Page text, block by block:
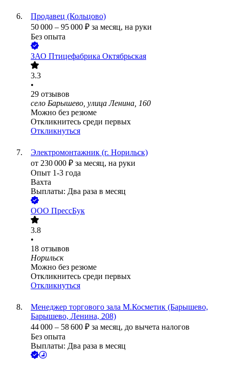
Продавец (Кольцово)
50 000 – 95 000 ₽ за месяц, на руки
Без опыта
ЗАО Птицефабрика Октябрьская
3.3
•
29 отзывов
село Барышево, улица Ленина, 160
Можно без резюме
Откликнитесь среди первых
Откликнуться
Электромонтажник (г. Норильск)
от 230 000 ₽ за месяц, на руки
Опыт 1-3 года
Вахта
Выплаты: Два раза в месяц
ООО ПрессБук
3.8
•
18 отзывов
Норильск
Можно без резюме
Откликнитесь среди первых
Откликнуться
Менеджер торгового зала М.Косметик (Барышево,
Барышево, Ленина, 208)
44 000 – 58 600 ₽ за месяц, до вычета налогов
Без опыта
Выплаты: Два раза в месяц